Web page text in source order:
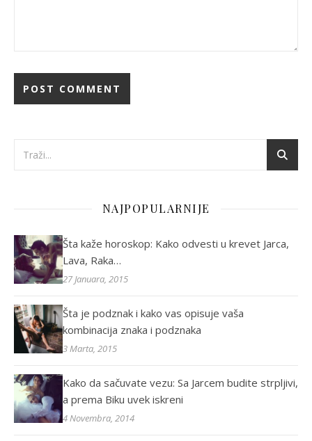
NAJPOPULARNIJE
Šta kaže horoskop: Kako odvesti u krevet Jarca,
Lava, Raka…
27 Januara, 2015
Šta je podznak i kako vas opisuje vaša
kombinacija znaka i podznaka
3 Marta, 2015
Kako da sačuvate vezu: Sa Jarcem budite strpljivi,
a prema Biku uvek iskreni
4 Novembra, 2014